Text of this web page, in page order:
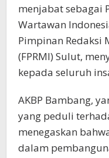
menjabat sebagai
Wartawan
Pimpinan Redaksi
(FPRMI) Sulut,
kepada seluruh
AKBP Bambang,
yang peduli
menegaskan
dalam